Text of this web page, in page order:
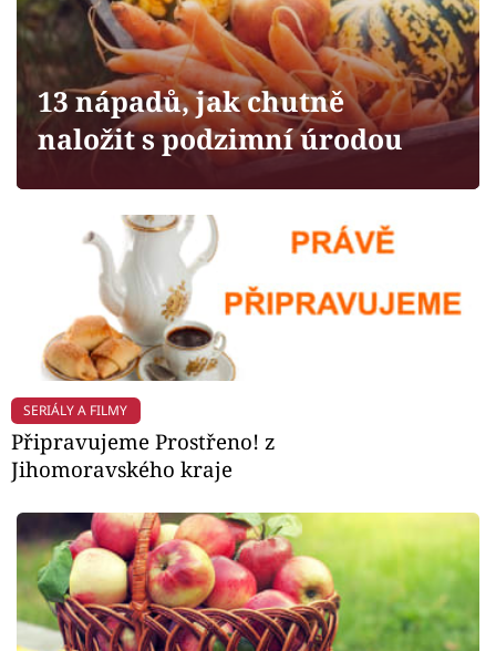
Sledujte prima+
Filmový festival Karlovy Vary
Mámy sobě
Přihlášení
Sledujte nás
13 nápadů, jak chutně
naložit s podzimní úrodou
SERIÁLY A FILMY
Připravujeme Prostřeno! z
Jihomoravského kraje